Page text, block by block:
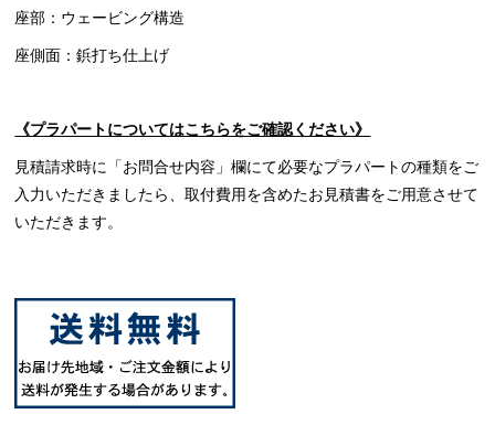
座部：ウェービング構造
座側面：鋲打ち仕上げ
《プラパートについてはこちらをご確認ください》
見積請求時に「お問合せ内容」欄にて必要なプラパートの種類をご
入力いただきましたら、取付費用を含めたお見積書をご用意させて
いただきます。